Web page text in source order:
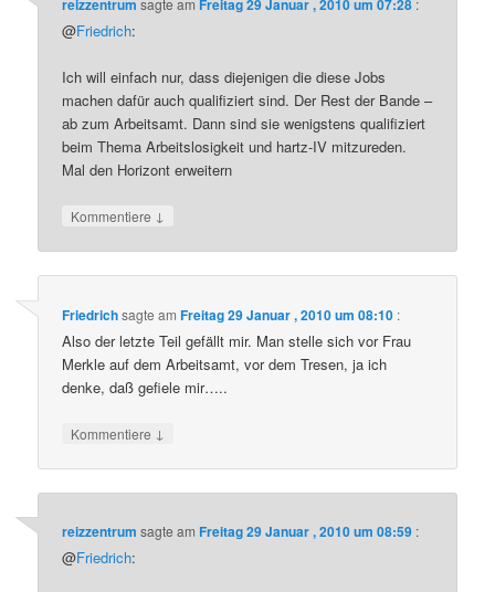
reizzentrum sagte amFreitag 29 Januar , 2010 um 07:28 :
@Friedrich:
Ich will einfach nur, dass diejenigen die diese Jobs
machen dafür auch qualifiziert sind. Der Rest der Bande –
ab zum Arbeitsamt. Dann sind sie wenigstens qualifiziert
beim Thema Arbeitslosigkeit und hartz-IV mitzureden.
Mal den Horizont erweitern
Kommentiere ↓
Friedrichsagte amFreitag 29 Januar , 2010 um 08:10 :
Also der letzte Teil gefällt mir. Man stelle sich vor Frau
Merkle auf dem Arbeitsamt, vor dem Tresen, ja ich
denke, daß gefiele mir…..
Kommentiere ↓
reizzentrum sagte amFreitag 29 Januar , 2010 um 08:59 :
@Friedrich: